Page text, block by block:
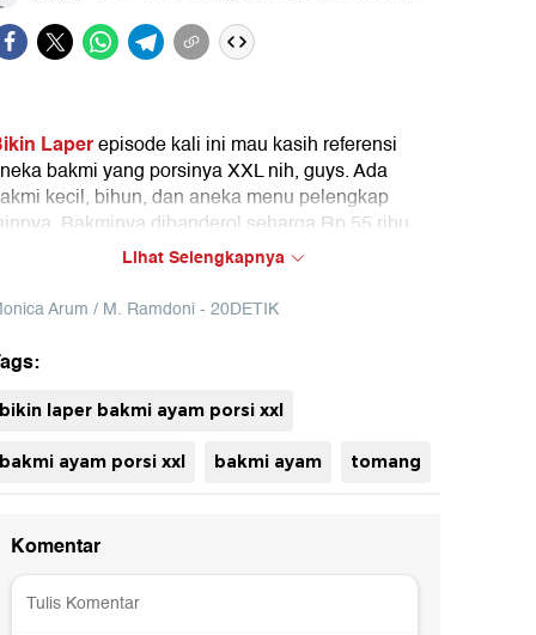
Laperepisode kali ini mau kasih referensi
bakmi yang porsinya XXL nih, guys. Ada
kecil, bihun, dan aneka menu pelengkap
Bakminya dibanderol seharga Rp 55 ribu,
seperti ini nih penampakannya!
Lihat Selengkapnya
Arum / M. Ramdoni - 20DETIK
bikin laper bakmi ayam porsi xxl
bakmi ayam porsi xxl bakmi ayam tomang